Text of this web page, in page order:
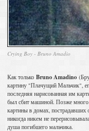
Crying Boy - Bruno Amadio
Как только Bruno Amadino
картину "Плачущий Мальчик",
последняя нарисованная им
был сбит машиной. Позже много
картины в домах, пострадавших
никогда никем не
душа погибшего мальчика.